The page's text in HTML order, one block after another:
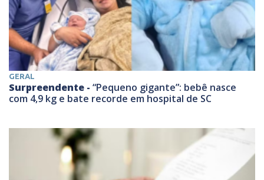
GERAL
Surpreendente - “Pequeno gigante”: bebê nasce
com 4,9 kg e bate recorde em hospital de SC